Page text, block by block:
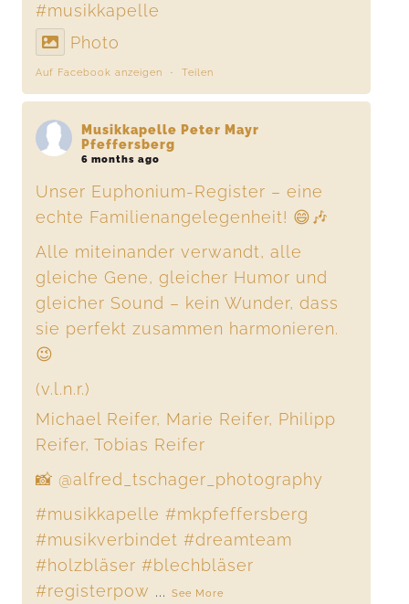
#musikkapelle
Photo
Auf Facebook anzeigen · Teilen
Musikkapelle Peter Mayr
Pfeffersberg
6 months ago
Unser Euphonium-Register – eine
echte Familienangelegenheit! 😄🎶
Alle miteinander verwandt, alle
gleiche Gene, gleicher Humor und
gleicher Sound – kein Wunder, dass
sie perfekt zusammen harmonieren.
😉
(v.l.n.r.)
Michael Reifer, Marie Reifer, Philipp
Reifer, Tobias Reifer
📸 @alfred_tschager_photography
#musikkapelle #mkpfeffersberg
#musikverbindet #dreamteam
#holzbläser #blechbläser
#registerpow ...See More